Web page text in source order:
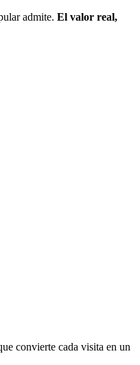
admite. El valor real,
convierte cada visita en un